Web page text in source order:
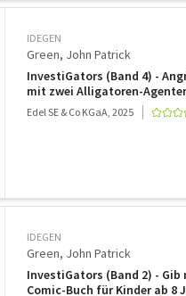
IDEGEN
Green, John Patrick
InvestiGators (Band 4) -
mit zwei Alligatoren-
Edel SE & Co KGaA, 2025
IDEGEN
Green, John Patrick
InvestiGators (Band 2) -
Comic-Buch für Kinder ab 8